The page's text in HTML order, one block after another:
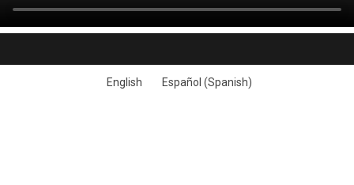
English Español (Spanish)